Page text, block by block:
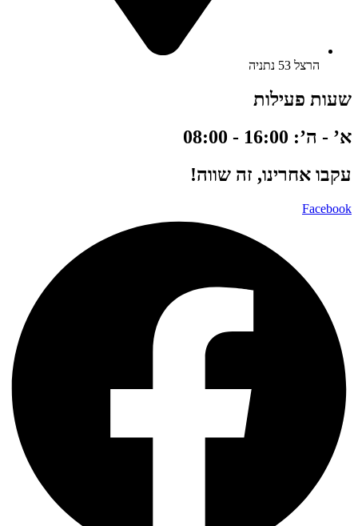
הרצל 53 נתניה
שעות פעילות
א’ - ה’: 16:00 - 08:00
עקבו אחרינו, זה שווה!
Facebook